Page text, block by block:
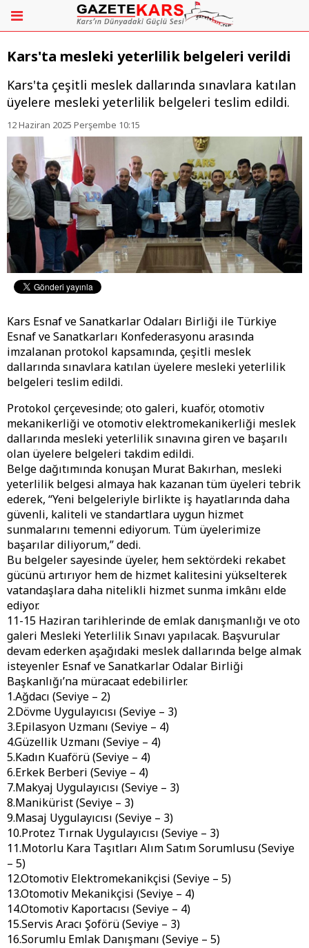
Kars'ta mesleki yeterlilik belgeleri verildi
Kars'ta çeşitli meslek dallarında sınavlara katılan
üyelere mesleki yeterlilik belgeleri teslim edildi.
12 Haziran 2025 Perşembe 10:15
Kars Esnaf ve Sanatkarlar Odaları Birliği ile Türkiye
Esnaf ve Sanatkarları Konfederasyonu arasında
imzalanan protokol kapsamında, çeşitli meslek
dallarında sınavlara katılan üyelere mesleki yeterlilik
belgeleri teslim edildi.
Protokol çerçevesinde; oto galeri, kuaför, otomotiv
mekanikerliği ve otomotiv elektromekanikerliği meslek
dallarında mesleki yeterlilik sınavına giren ve başarılı
olan üyelere belgeleri takdim edildi.
Belge dağıtımında konuşan Murat Bakırhan, mesleki
yeterlilik belgesi almaya hak kazanan tüm üyeleri tebrik
ederek, “Yeni belgeleriyle birlikte iş hayatlarında daha
güvenli, kaliteli ve standartlara uygun hizmet
sunmalarını temenni ediyorum. Tüm üyelerimize
başarılar diliyorum,” dedi.
Bu belgeler sayesinde üyeler, hem sektördeki rekabet
gücünü artırıyor hem de hizmet kalitesini yükselterek
vatandaşlara daha nitelikli hizmet sunma imkânı elde
ediyor.
11-15 Haziran tarihlerinde de emlak danışmanlığı ve oto
galeri Mesleki Yeterlilik Sınavı yapılacak. Başvurular
devam ederken aşağıdaki meslek dallarında belge almak
isteyenler Esnaf ve Sanatkarlar Odalar Birliği
Başkanlığı’na müracaat edebilirler.
1.Ağdacı (Seviye – 2)
2.Dövme Uygulayıcısı (Seviye – 3)
3.Epilasyon Uzmanı (Seviye – 4)
4.Güzellik Uzmanı (Seviye – 4)
5.Kadın Kuaförü (Seviye – 4)
6.Erkek Berberi (Seviye – 4)
7.Makyaj Uygulayıcısı (Seviye – 3)
8.Manikürist (Seviye – 3)
9.Masaj Uygulayıcısı (Seviye – 3)
10.Protez Tırnak Uygulayıcısı (Seviye – 3)
11.Motorlu Kara Taşıtları Alım Satım Sorumlusu (Seviye
– 5)
12.Otomotiv Elektromekanikçisi (Seviye – 5)
13.Otomotiv Mekanikçisi (Seviye – 4)
14.Otomotiv Kaportacısı (Seviye – 4)
15.Servis Aracı Şoförü (Seviye – 3)
16.Sorumlu Emlak Danışmanı (Seviye – 5)